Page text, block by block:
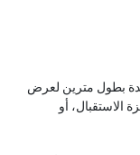
بطول مترين لعرض
الاستقبال، أو